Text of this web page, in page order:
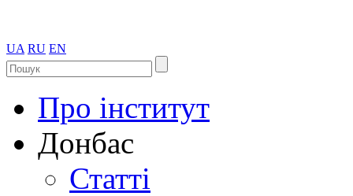
UA RU EN
Про інститут
Донбас
Статті